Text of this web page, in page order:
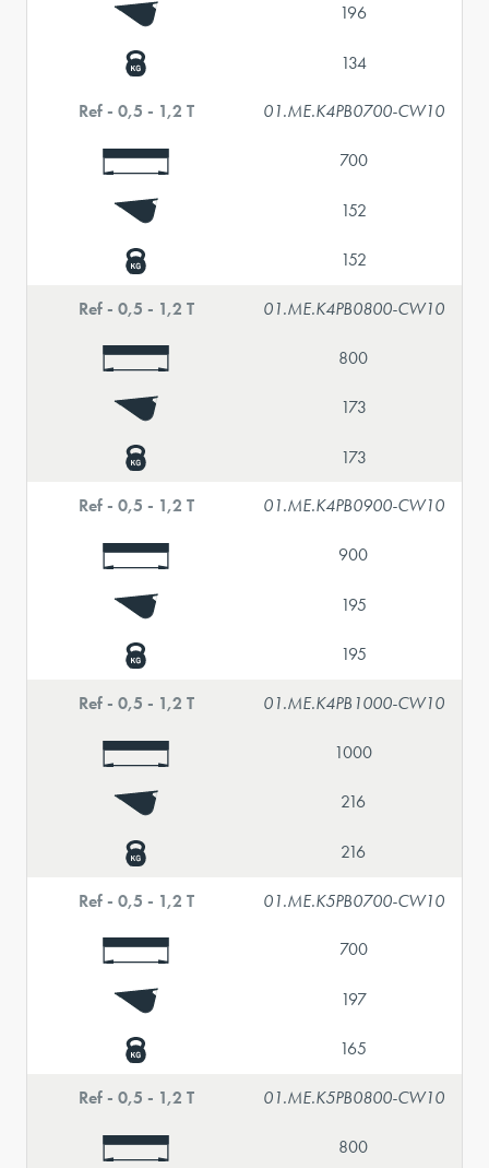
196
134
Ref - 0,5 - 1,2 T 01.ME.K4PB0700-CW10
700
152
152
Ref - 0,5 - 1,2 T 01.ME.K4PB0800-CW10
800
173
173
Ref - 0,5 - 1,2 T 01.ME.K4PB0900-CW10
900
195
195
Ref - 0,5 - 1,2 T 01.ME.K4PB1000-CW10
1000
216
216
Ref - 0,5 - 1,2 T 01.ME.K5PB0700-CW10
700
197
165
Ref - 0,5 - 1,2 T 01.ME.K5PB0800-CW10
800